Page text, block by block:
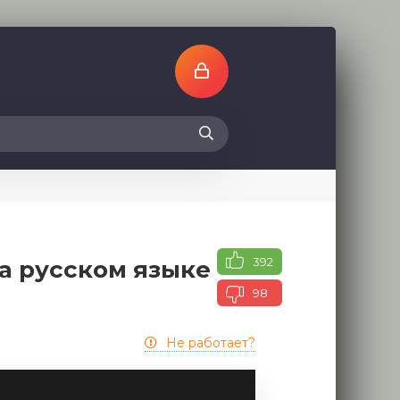
русском языке 392
98
Не работает?